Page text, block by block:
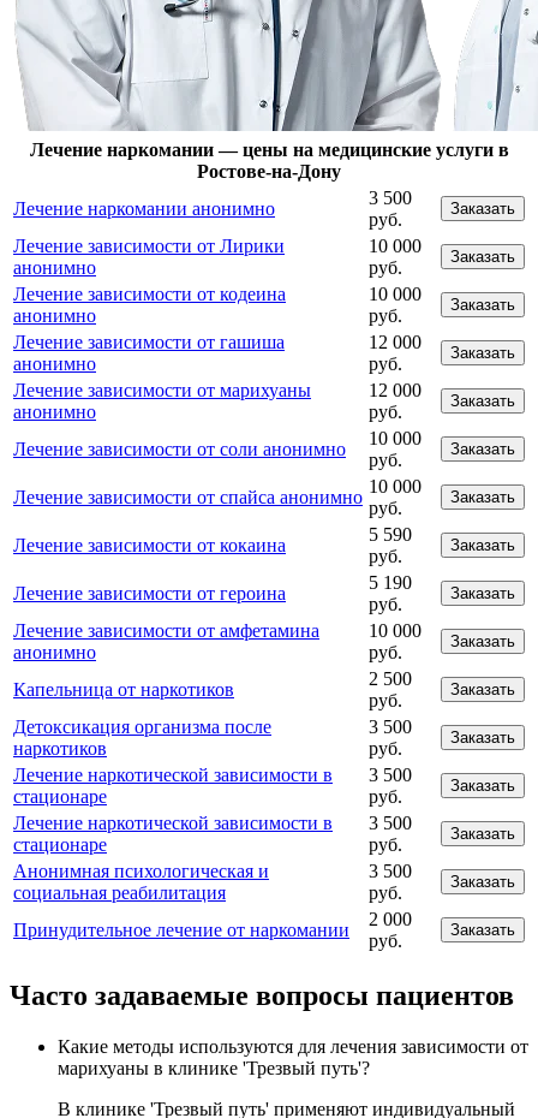
Лечение наркомании — цены на медицинские услуги в
Ростове-на-Дону
Лечение наркомании анонимно
3 500
руб.
Заказать
Лечение зависимости от Лирики
анонимно
10 000
руб.
Заказать
Лечение зависимости от кодеина
анонимно
10 000
руб.
Заказать
Лечение зависимости от гашиша
анонимно
12 000
руб.
Заказать
Лечение зависимости от марихуаны
анонимно
12 000
руб.
Заказать
Лечение зависимости от соли анонимно
10 000
руб.
Заказать
Лечение зависимости от спайса анонимно
10 000
руб.
Заказать
Лечение зависимости от кокаина
5 590
руб.
Заказать
Лечение зависимости от героина
5 190
руб.
Заказать
Лечение зависимости от амфетамина
анонимно
10 000
руб.
Заказать
Капельница от наркотиков
2 500
руб.
Заказать
Детоксикация организма после
наркотиков
3 500
руб.
Заказать
Лечение наркотической зависимости в
стационаре
3 500
руб.
Заказать
Лечение наркотической зависимости в
стационаре
3 500
руб.
Заказать
Анонимная психологическая и
социальная реабилитация
3 500
руб.
Заказать
Принудительное лечение от наркомании
2 000
руб.
Заказать
Часто задаваемые вопросы пациентов
Какие методы используются для лечения зависимости от
марихуаны в клинике 'Трезвый путь'?
В клинике 'Трезвый путь' применяют индивидуальный